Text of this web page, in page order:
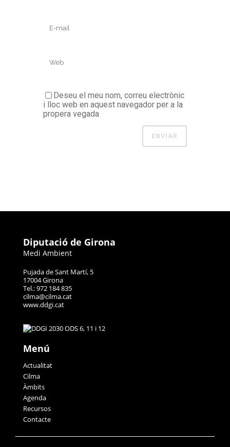
Deseu el meu nom, correu electrònic
i lloc web en aquest navegador per a la
propera vegada
Diputació de Girona
Medi Ambient
Pujada de Sant Martí, 5
17004 Girona
Tel.: 972 184 835
cilma@cilma.cat
www.ddgi.cat
Menú
Actualitat
Cilma
Àmbits
Agenda
Recursos
Contacte